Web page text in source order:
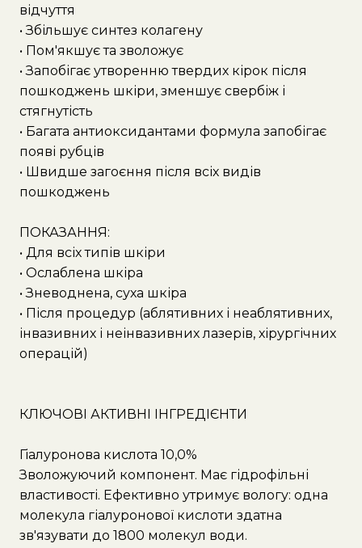
відчуття
• Збільшує синтез колагену
• Пом'якшує та зволожує
• Запобігає утворенню твердих кірок після
пошкоджень шкіри, зменшує свербіж і
стягнутість
• Багата антиоксидантами формула запобігає
появі рубців
• Швидше загоєння після всіх видів
пошкоджень
ПОКАЗАННЯ:
• Для всіх типів шкіри
• Ослаблена шкіра
• Зневоднена, суха шкіра
• Після процедур (аблятивних і неаблятивних,
інвазивних і неінвазивних лазерів, хірургічних
операцій)
КЛЮЧОВІ АКТИВНІ ІНГРЕДІЄНТИ
Гіалуронова кислота 10,0%
Зволожуючий компонент. Має гідрофільні
властивості. Ефективно утримує вологу: одна
молекула гіалуронової кислоти здатна
зв'язувати до 1800 молекул води.